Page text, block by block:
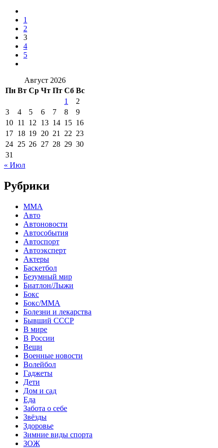
1
2
3
4
5
Август 2026
Пн Вт Ср Чт Пт Сб Вс
1
2
3
4 5 6 7 8
9
10 11 12 13 14 15 16
17 18 19 20 21 22 23
24 25 26 27 28 29 30
31
« Июл
Рубрики
MMA
Авто
Автоновости
Автособытия
Автоспорт
Автоэксперт
Актеры
Баскетбол
Безумный мир
Биатлон/Лыжи
Бокс
Бокс/MMA
Болезни и лекарства
Бывший СССР
В мире
В России
Вещи
Военные новости
Волейбол
Гаджеты
Дети
Дом и сад
Еда
Забота о себе
Звёзды
Здоровье
Зимние виды спорта
ЗОЖ